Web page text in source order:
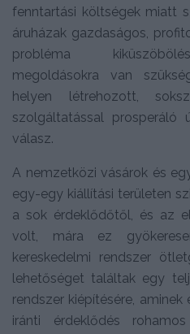
fenntartási költségek miatt
áruházak gazdaságos,
probléma
megoldásokra van
helyen létrehozott,
szolgáltatással prosperáló
válasz.
A nemzetközi vásárok és
egy-egy kiállítási területen
a sok érdeklődőtől, és az
volt, mára ez
kereskedelmi rendszer
lehetőséget találtak egy
rendszer kiépítésére,
iránti érdeklődés